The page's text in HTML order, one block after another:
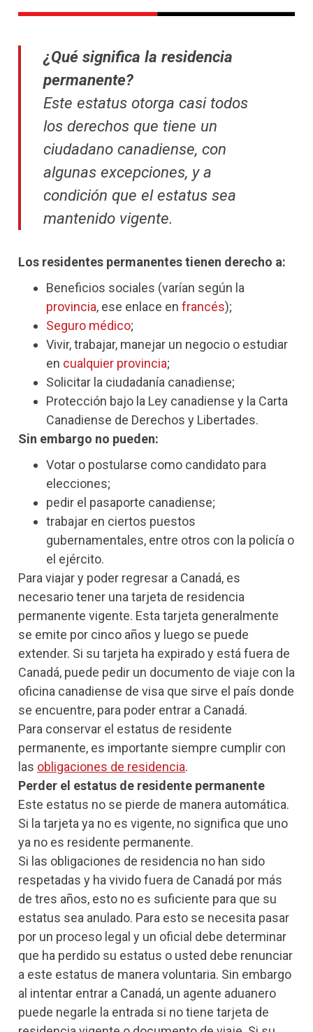
¿Qué significa la residencia
permanente?
Este estatus otorga casi todos
los derechos que tiene un
ciudadano canadiense, con
algunas excepciones, y a
condición que el estatus sea
mantenido vigente.
Los residentes permanentes tienen derecho a:
Beneficios sociales (varían según la
provincia, ese enlace en francés);
Seguro médico;
Vivir, trabajar, manejar un negocio o estudiar
en cualquier provincia;
Solicitar la ciudadanía canadiense;
Protección bajo la Ley canadiense y la Carta
Canadiense de Derechos y Libertades.
Sin embargo no pueden:
Votar o postularse como candidato para
elecciones;
pedir el pasaporte canadiense;
trabajar en ciertos puestos
gubernamentales, entre otros con la policía o
el ejército.
Para viajar y poder regresar a Canadá, es
necesario tener una tarjeta de residencia
permanente vigente. Esta tarjeta generalmente
se emite por cinco años y luego se puede
extender. Si su tarjeta ha expirado y está fuera de
Canadá, puede pedir un documento de viaje con la
oficina canadiense de visa que sirve el país donde
se encuentre, para poder entrar a Canadá.
Para conservar el estatus de residente
permanente, es importante siempre cumplir con
las obligaciones de residencia.
Perder el estatus de residente permanente
Este estatus no se pierde de manera automática.
Si la tarjeta ya no es vigente, no significa que uno
ya no es residente permanente.
Si las obligaciones de residencia no han sido
respetadas y ha vivido fuera de Canadá por más
de tres años, esto no es suficiente para que su
estatus sea anulado. Para esto se necesita pasar
por un proceso legal y un oficial debe determinar
que ha perdido su estatus o usted debe renunciar
a este estatus de manera voluntaria. Sin embargo
al intentar entrar a Canadá, un agente aduanero
puede negarle la entrada si no tiene tarjeta de